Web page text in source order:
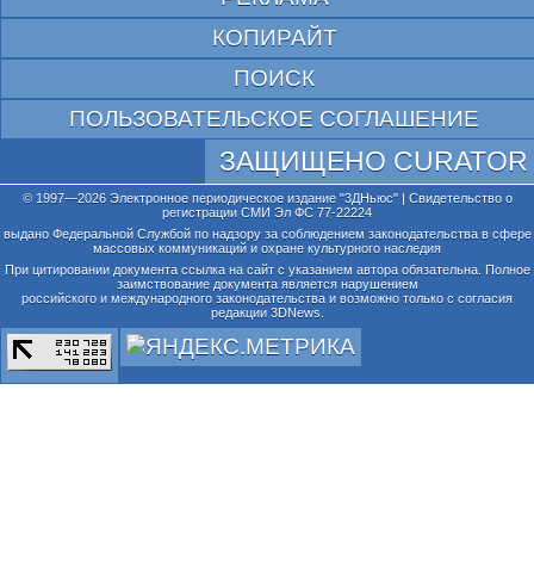
КОПИРАЙТ
ПОИСК
ПОЛЬЗОВАТЕЛЬСКОЕ СОГЛАШЕНИЕ
ЗАЩИЩЕНО CURATOR
© 1997—2026 Электронное периодическое издание "3ДНьюс" | Свидетельство о
регистрации СМИ Эл ФС 77-22224
выдано Федеральной Службой по надзору за соблюдением законодательства в сфере
массовых коммуникаций и охране культурного наследия
При цитировании документа ссылка на сайт с указанием автора обязательна. Полное
заимствование документа является нарушением
российского и международного законодательства и возможно только с согласия
редакции 3DNews.